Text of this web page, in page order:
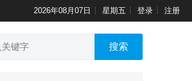
2026年08月07日 星期五 登录 注册
搜索